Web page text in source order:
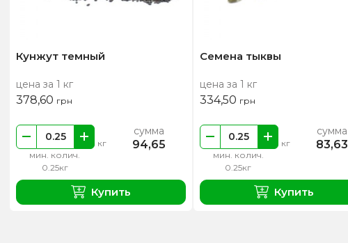
Кунжут темный
цена за 1 кг
378,60 грн
мин. колич.
0.25кг
кг
сумма
94,65
Купить
Семена тыквы
цена за 1 кг
334,50 грн
мин. колич.
0.25кг
кг
сумма
83,63
Купить